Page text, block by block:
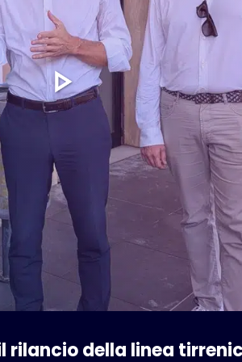
rilancio della linea